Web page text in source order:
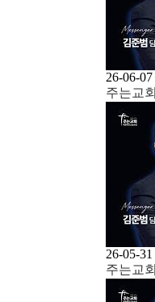
26-06-07
주는교회
26-05-31
주는교회